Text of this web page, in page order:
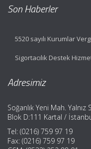
Son Haberler
5520 sayılı Kurumlar
Sigortacılık Destek
Adresimiz
Soğanlık Yeni Mah.
Blok D:111 Kartal /
Tel: (0216) 759 97 19
Fax: (0216) 759 97 19